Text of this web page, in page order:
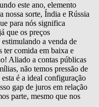
este ano, elemento
nossa sorte, Índia e Rússia
para nós significa
que os preços
a venda de
ter comida em baixa e
Aliado a contas públicas
não temos pressão de
é a ideal configuração
gap de juros em relação
parte, mesmo que nos